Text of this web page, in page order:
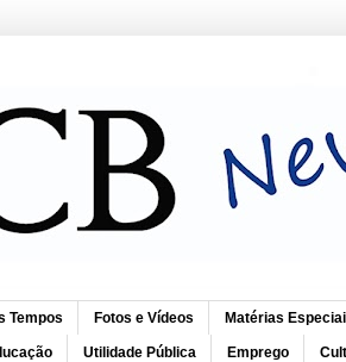
Tempos Fotos e Vídeos Matérias
Utilidade Pública Emprego